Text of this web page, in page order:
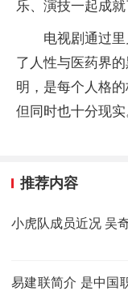
乐、演技一起成就
电视剧通过
了人性与医药界
明，是每个人格
但同时也十分现实
推荐内容
小虎队成员近况 吴
易建联简介 是中国